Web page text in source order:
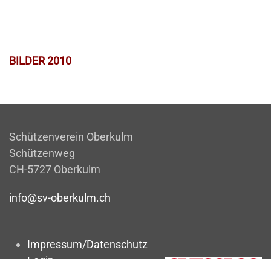
BILDER 2010
Schützenverein Oberkulm
Schützenweg
CH-5727 Oberkulm
info@sv-oberkulm.ch
Impressum/Datenschutz